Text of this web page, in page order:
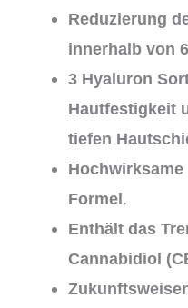
Reduzierung
innerhalb von
3 Hyaluron
Hautfestigkeit
tiefen
Formel.
Enthält das
Cannabidiol